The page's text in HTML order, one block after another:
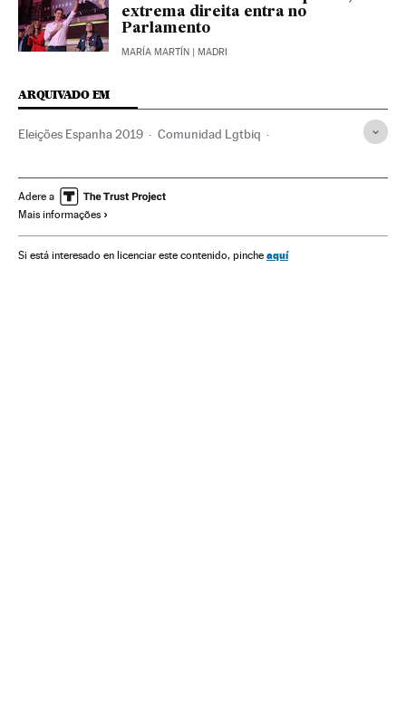
extrema direita entra no
Parlamento
MARÍA MARTÍN | MADRI
ARQUIVADO EM
Eleições Espanha 2019 Comunidad Lgtbiq
Elecciones Generales 28-A 2019
Adere a
Mais informações
Si está interesado en licenciar este contenido, pinche aquí